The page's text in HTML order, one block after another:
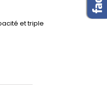
et triple